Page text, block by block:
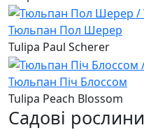
Тюльпан Пол Шерер
Tulipa Paul Scherer
Тюльпан Піч Блоссом
Tulipa Peach Blossom
Садові рослини